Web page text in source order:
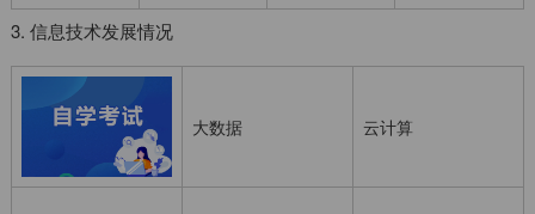
3. 信息技术发展情况
大数据 云计算